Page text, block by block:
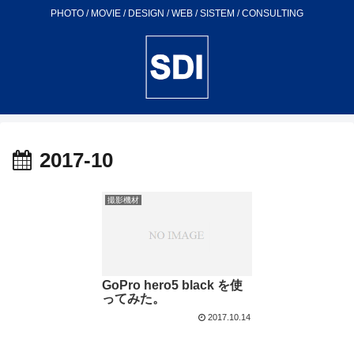
PHOTO / MOVIE / DESIGN / WEB / SISTEM / CONSULTING
2017-10
撮影機材
GoPro hero5 black を使
ってみた。
2017.10.14